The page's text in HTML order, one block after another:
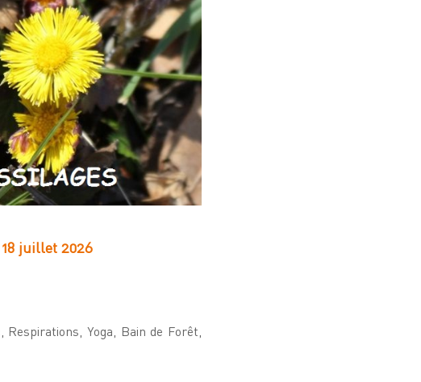
juillet 2026
Yoga, Bain de Forêt,